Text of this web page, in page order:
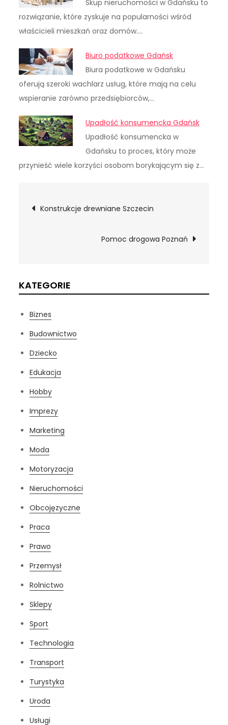
Skup nieruchomości w Gdańsku to
rozwiązanie, które zyskuje na popularności wśród
właścicieli mieszkań oraz domów.…
Biuro podatkowe Gdańsk
Biura podatkowe w Gdańsku
oferują szeroki wachlarz usług, które mają na celu
wspieranie zarówno przedsiębiorców,…
Upadłość konsumencka Gdańsk
Upadłość konsumencka w
Gdańsku to proces, który może
przynieść wiele korzyści osobom borykającym się z…
Nawigacja
Konstrukcje drewniane Szczecin
Pomoc drogowa Poznań
KATEGORIE
Biznes
Budownictwo
Dziecko
Edukacja
Hobby
Imprezy
Marketing
Moda
Motoryzacja
Nieruchomości
Obcojęzyczne
Praca
Prawo
Przemysł
Rolnictwo
Sklepy
Sport
Technologia
Transport
Turystyka
Uroda
Usługi